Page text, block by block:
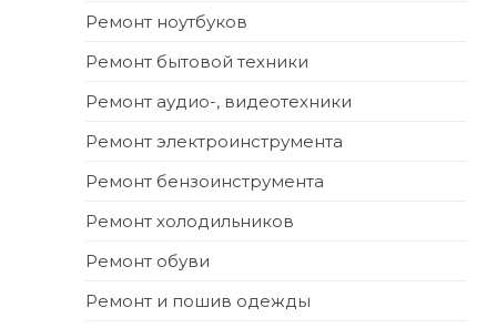
Ремонт ноутбуков
Ремонт бытовой техники
Ремонт аудио-, видеотехники
Ремонт электроинструмента
Ремонт бензоинструмента
Ремонт холодильников
Ремонт обуви
Ремонт и пошив одежды